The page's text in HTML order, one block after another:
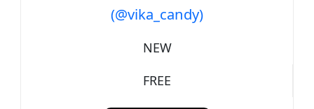
(@vika_candy)
NEW
FREE